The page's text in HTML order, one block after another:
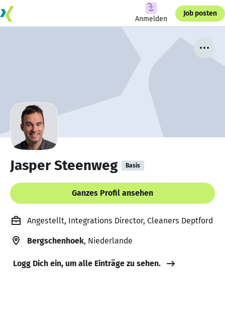
Anmelden
Job posten
Jasper Steenweg Basis
Ganzes Profil ansehen
Angestellt, Integrations Director, Cleaners Deptford
Bergschenhoek, Niederlande
Logg Dich ein, um alle Einträge zu sehen.